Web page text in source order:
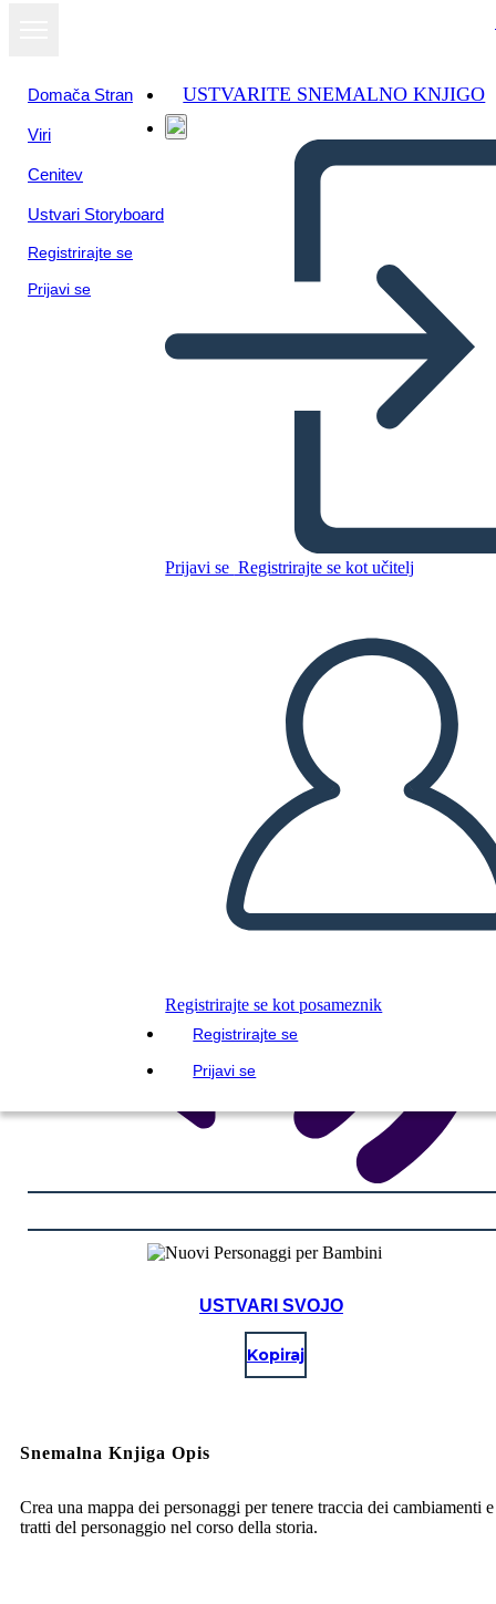
Domača Stran
Viri
Cenitev
Ustvari Storyboard
Registrirajte se
Prijavi se
USTVARITE SNEMALNO KNJIGO
Prijavi se Registrirajte se kot učitelj
Registrirajte se kot posameznik
Registrirajte se
Prijavi se
Bambini
USTVARITE SNEMALNO KNJIGO
PREDVAJANJE DIAPROJEKCIJE
PREBERI MI
USTVARI SVOJO
Kopiraj
Snemalna Knjiga Opis
Crea una mappa dei personaggi per tenere traccia dei cambiamenti
tratti del personaggio nel corso della storia.